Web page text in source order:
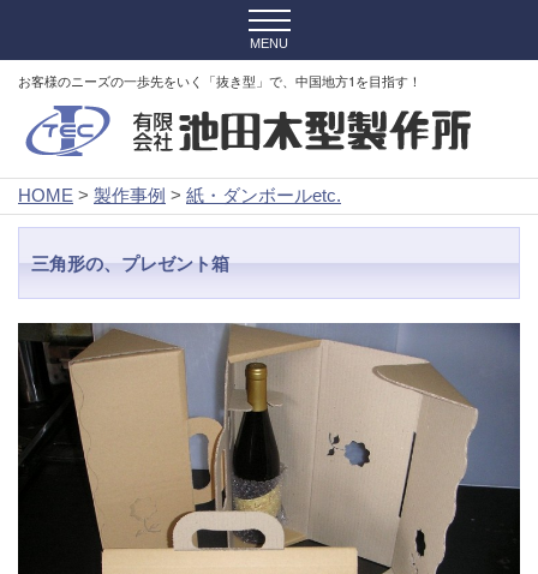
お客様のニーズの一歩先をいく「抜き型」で、中国地方1を目指す！
HOME > 製作事例 > 紙・ダンボールetc.
三角形の、プレゼント箱